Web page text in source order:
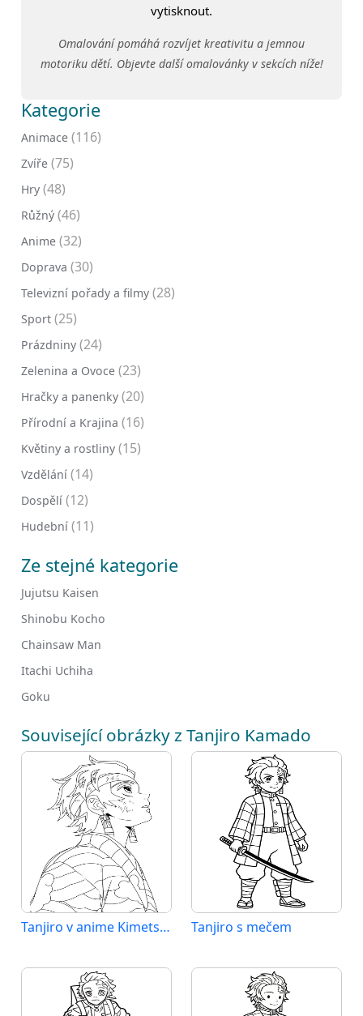
vytisknout.
Omalování pomáhá rozvíjet kreativitu a jemnou
motoriku dětí. Objevte další omalovánky v sekcích níže!
Kategorie
Animace (116)
Zvíře (75)
Hry (48)
Růžný (46)
Anime (32)
Doprava (30)
Televizní pořady a filmy (28)
Sport (25)
Prázdniny (24)
Zelenina a Ovoce (23)
Hračky a panenky (20)
Přírodní a Krajina (16)
Květiny a rostliny (15)
Vzdělání (14)
Dospělí (12)
Hudební (11)
Ze stejné kategorie
Jujutsu Kaisen
Shinobu Kocho
Chainsaw Man
Itachi Uchiha
Goku
Související obrázky z Tanjiro Kamado
Tanjiro v anime Kimetsu no Yaiba Tanjiro s mečem